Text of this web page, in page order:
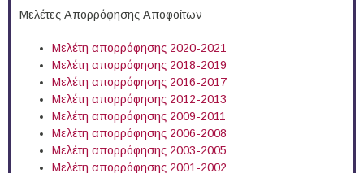
Μελέτες Απορρόφησης Αποφοίτων
Μελέτη απορρόφησης 2020-2021
Μελέτη απορρόφησης 2018-2019
Μελέτη απορρόφησης 2016-2017
Μελέτη απορρόφησης 2012-2013
Μελέτη απορρόφησης 2009-2011
Μελέτη απορρόφησης 2006-2008
Μελέτη απορρόφησης 2003-2005
Μελέτη απορρόφησης 2001-2002